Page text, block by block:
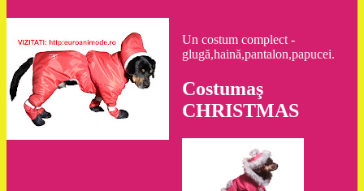
Un costum complect -
glugă,haină,pantalon,papucei.
Costumaş
CHRISTMAS